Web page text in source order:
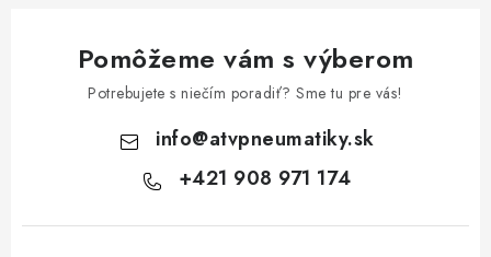
Pomôžeme vám s výberom
Potrebujete s niečím poradiť? Sme tu pre vás!
info@atvpneumatiky.sk
+421 908 971 174